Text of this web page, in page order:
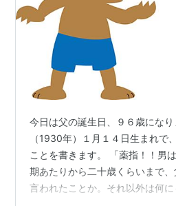
今日は父の誕生日、９６歳にな
（1930年）１月１４日生まれで
ことを書きます。 「薬指！！男
期あたりから二十歳くらいまで
言われたことか。それ以外は何